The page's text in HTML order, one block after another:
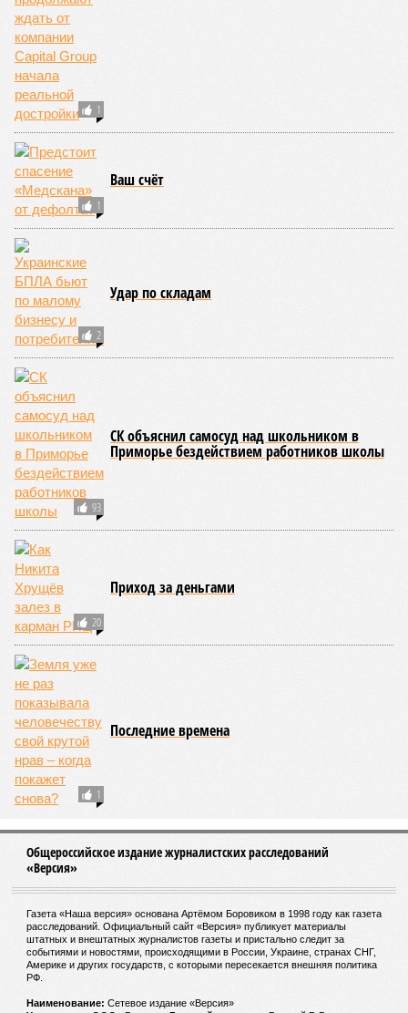
1
1
Ваш счёт
2
Удар по складам
93
СК объяснил самосуд над школьником в
Приморье бездействием работников школы
20
Приход за деньгами
1
Последние времена
Общероссийское издание журналистских расследований
«Версия»
Газета «Наша версия» основана Артёмом Боровиком в 1998 году как газета
расследований. Официальный сайт «Версия» публикует материалы
штатных и внештатных журналистов газеты и пристально следит за
событиями и новостями, происходящими в России, Украине, странах СНГ,
Америке и других государств, с которыми пересекается внешняя политика
РФ.
Наименование: Cетевое издание «Версия»